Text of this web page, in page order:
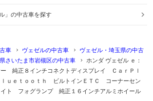
」の中古車を探す
車 ヴェゼルの中古車
ヴェゼル・埼玉県の中古
さいたま市岩槻区の中古車
ホンダ ヴェゼル ｅ：
純正８インチコネクトディスプレイ ＣａｒＰｌ
ｕｅｔｏｏｔｈ ビルトインＥＴＣ コーナーセン
ト フォグランプ 純正１６インチアルミホイール